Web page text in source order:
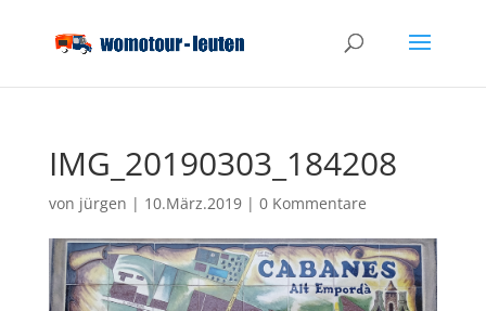
IMG_20190303_184208
von jürgen | 10.März.2019| 0 Kommentare